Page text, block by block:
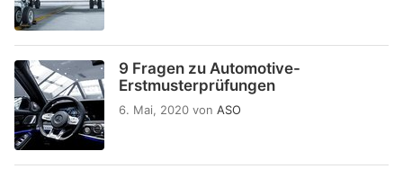
9 Fragen zu Automotive-
Erstmusterprüfungen
6. Mai, 2020 von ASO